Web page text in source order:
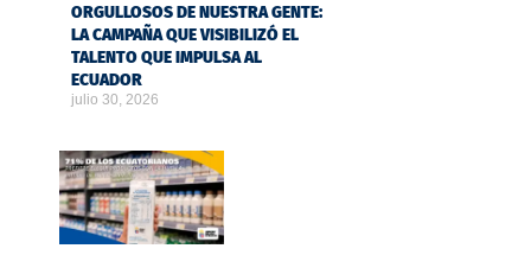
ORGULLOSOS DE NUESTRA GENTE:
LA CAMPAÑA QUE VISIBILIZÓ EL
TALENTO QUE IMPULSA AL
ECUADOR
julio 30, 2026